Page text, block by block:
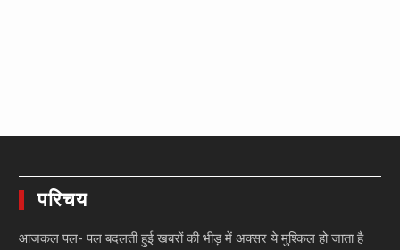
परिचय
आजकल पल- पल बदलती हुई खबरों की भीड़ में अक्सर ये मुश्किल हो जाता है